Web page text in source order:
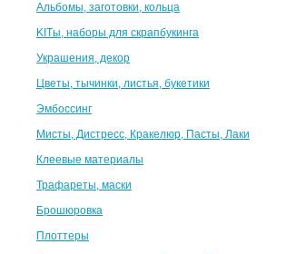
Альбомы, заготовки, кольца
KITы, наборы для скрапбукинга
Украшения, декор
Цветы, тычинки, листья, букетики
Эмбоссинг
Мисты, Дистресс, Кракелюр, Пасты, Лаки
Клеевые материалы
Трафареты, маски
Брошюровка
Плоттеры